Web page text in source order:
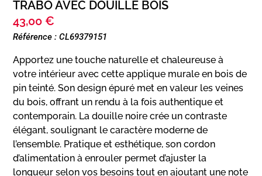
TRABO AVEC DOUILLE BOIS
43,00 €
Référence : CL69379151
Apportez une touche naturelle et chaleureuse à
votre intérieur avec cette applique murale en bois de
pin teinté. Son design épuré met en valeur les veines
du bois, offrant un rendu à la fois authentique et
contemporain. La douille noire crée un contraste
élégant, soulignant le caractère moderne de
l’ensemble. Pratique et esthétique, son cordon
d’alimentation à enrouler permet d’ajuster la
longueur selon vos besoins tout en ajoutant une note